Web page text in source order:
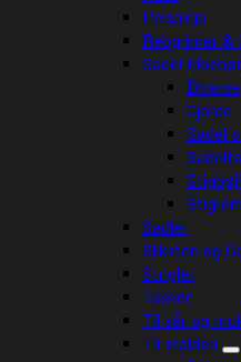
Pelspleje
Rebgrimer &
Sadel tilbehør
Diverse
Gjorde
Sadel
Sadler
Sliksten og
Strigler
Tasker
Til sår og
Til stalden